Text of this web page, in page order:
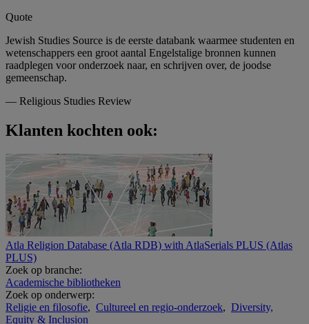
Quote
Jewish Studies Source is de eerste databank waarmee studenten en
wetenschappers een groot aantal Engelstalige bronnen kunnen
raadplegen voor onderzoek naar, en schrijven over, de joodse
gemeenschap.
— Religious Studies Review
Klanten kochten ook:
Atla Religion Database (Atla RDB) with AtlaSerials PLUS (Atlas
PLUS)
Zoek op branche:
Academische bibliotheken
Zoek op onderwerp:
Religie en filosofie, Cultureel en regio-onderzoek, Diversity,
Equity & Inclusion